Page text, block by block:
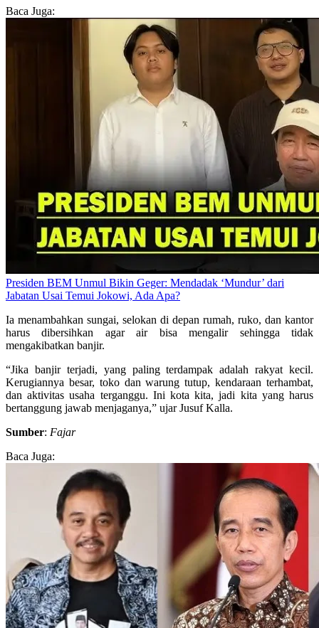
Baca Juga:
Presiden BEM Unmul Bikin Geger: Mendadak ‘Mundur’ dari
Jabatan Usai Temui Jokowi, Ada Apa?
Ia menambahkan sungai, selokan di depan rumah, ruko, dan kantor
harus dibersihkan agar air bisa mengalir sehingga tidak
mengakibatkan banjir.
“Jika banjir terjadi, yang paling terdampak adalah rakyat kecil.
Kerugiannya besar, toko dan warung tutup, kendaraan terhambat,
dan aktivitas usaha terganggu. Ini kota kita, jadi kita yang harus
bertanggung jawab menjaganya,” ujar Jusuf Kalla.
Sumber: Fajar
Baca Juga: